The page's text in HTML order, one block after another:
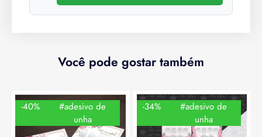
Você pode gostar também
-40%
#adesivo de
unha
-34%
#adesivo de
unha